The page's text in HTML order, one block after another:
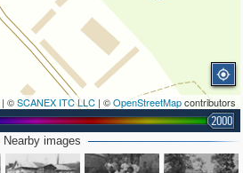
| ©SCANEX ITC LLC | ©OpenStreetMapcontributors
2000
Nearby images